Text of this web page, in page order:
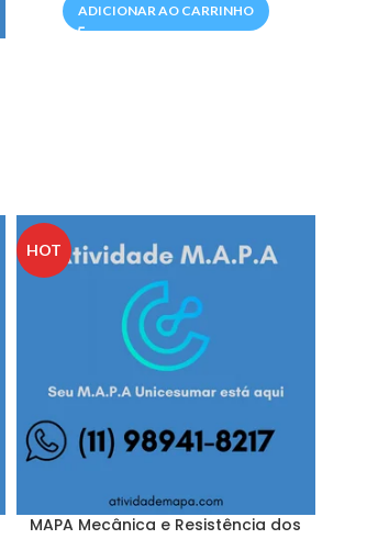
ADICIONAR AO CARRINHO
HOT
MAPA Mecânica e Resistência dos